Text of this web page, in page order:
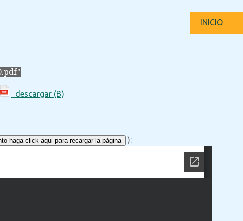
INICIO
descargar (B)
haga click aqui para recargar la página ):